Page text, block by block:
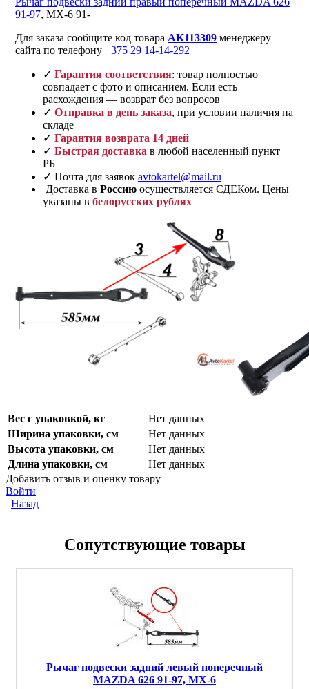
91-97, MX-6 91-
Для заказа сообщите код товара AK113309 менеджеру
сайта по телефону +375 29 14-14-292
✓ Гарантия соответствия: товар полностью
совпадает с фото и описанием. Если есть
расхождения — возврат без вопросов
✓ Отправка в день заказа, при условии наличия на
складе
✓ Гарантия возврата 14 дней
✓ Быстрая доставка в любой населенный пункт
РБ
✓ Почта для заявок avtokartel@mail.ru
Доставка в Россию осуществляется СДЕКом. Цены
указаны в белорусских рублях
Вес с упаковкой, кг
Нет данных
Ширина упаковки, см
Нет данных
Высота упаковки, см
Нет данных
Длина упаковки, см
Нет данных
Добавить отзыв и оценку товару
Войти
Назад
Сопутствующие товары
Рычаг подвески задний левый поперечный
MAZDA 626 91-97, MX-6